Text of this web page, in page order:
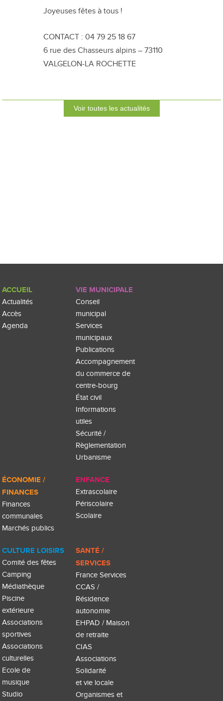
Joyeuses fêtes à tous !
CONTACT : 04 79 25 18 67
6 rue des Chasseurs alpins – 73110
VALGELON-LA ROCHETTE
Voir toutes les actualités
ACCUEIL
Actualités
Accès
Agenda
VIE MUNICIPALE
Conseil
municipal
Services
municipaux
Publications
Accompagnement
du commerce de
centre-bourg
État civil
Informations
utiles
Sécurité /
Règlementation
Urbanisme
ÉCONOMIE /
FINANCES
Finances
communales
Marchés publics
ENFANCE
Extrascolaire
Périscolaire
Scolaire
CULTURE LOISIRS
Comité des fêtes
Camping
Médiathèque
Piscine
extérieure
Associations
sportives
Associations
culturelles
Ecole de
musique
Studio
SANTÉ /
SERVICES
France Services
CCAS /
Résidence
autonomie
EHPAD / Maison
de retraite
CIAS
Associations
Solidarité
et vie locale
Organismes et